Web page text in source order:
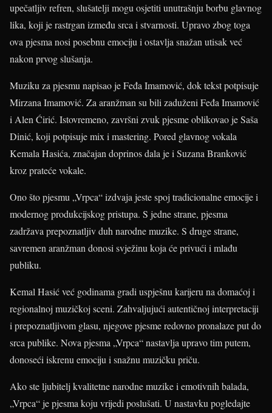
upečatljiv refren, slušatelji mogu osjetiti unutrašnju borbu glavnog
lika, koji je rastrgan između srca i stvarnosti. Upravo zbog toga
ova pjesma nosi posebnu emociju i ostavlja snažan utisak već
nakon prvog slušanja.
Muziku za pjesmu napisao je Feđa Imamović, dok tekst potpisuje
Mirzana Imamović. Za aranžman su bili zaduženi Feđa Imamović
i Alen Ćirić. Istovremeno, završni zvuk pjesme oblikovao je Saša
Dinić, koji potpisuje mix i mastering. Pored glavnog vokala
Kemala Hasića, značajan doprinos dala je i Suzana Branković
kroz prateće vokale.
Ono što pjesmu „Vrpca“ izdvaja jeste spoj tradicionalne emocije i
modernog produkcijskog pristupa. S jedne strane, pjesma
zadržava prepoznatljiv duh narodne muzike. S druge strane,
savremen aranžman donosi svježinu koja će privući i mlađu
publiku.
Kemal Hasić već godinama gradi uspješnu karijeru na domaćoj i
regionalnoj muzičkoj sceni. Zahvaljujući autentičnoj interpretaciji
i prepoznatljivom glasu, njegove pjesme redovno pronalaze put do
srca publike. Nova pjesma „Vrpca“ nastavlja upravo tim putem,
donoseći iskrenu emociju i snažnu muzičku priču.
Ako ste ljubitelj kvalitetne narodne muzike i emotivnih balada,
„Vrpca“ je pjesma koju vrijedi poslušati. U nastavku pogledajte